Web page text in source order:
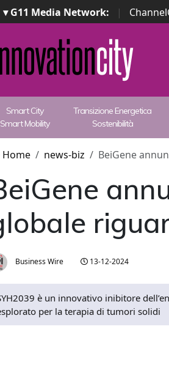
▾ G11 Media Network: |
Smart City
Smart Mobility
Transizione Energetica
Sostenibilità
Home news-biz BeiGene
Business Wire 13-12-2024
è un innovativo inibitore
per la terapia di tumori solidi